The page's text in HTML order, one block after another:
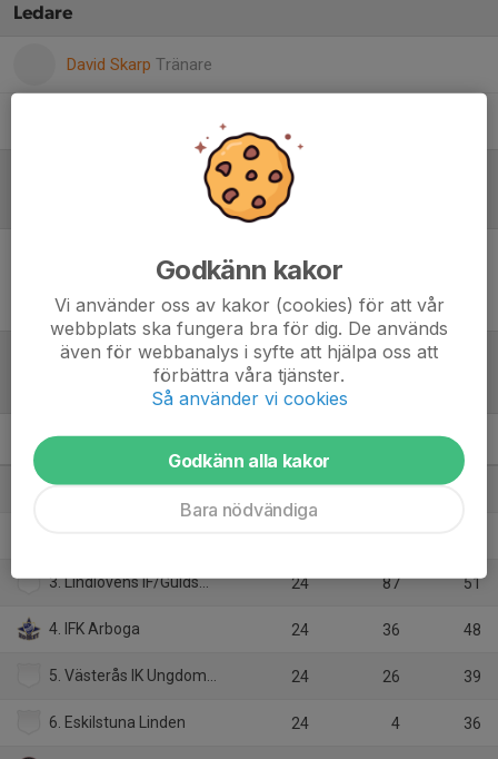
Ledare
David Skarp Tränare
Huvudtränare
Inget referat skrivet
U15 Örebro/Västmanland
1. Örebro HUF 1/Örebro HK:1 24 129
3. Lindlövens IF/Guldsmedshytte SK 24 87 51
4. IFK Arboga 24 36 48
5. Västerås IK Ungdom/Västerås IK 24 26 39
6. Eskilstuna Linden 24 4 36
Godkänn kakor
Vi använder oss av kakor (cookies) för att vår
webbplats ska fungera bra för dig. De används
även för webbanalys i syfte att hjälpa oss att
förbättra våra tjänster.
Så använder vi cookies
Godkänn alla kakor
Bara nödvändiga